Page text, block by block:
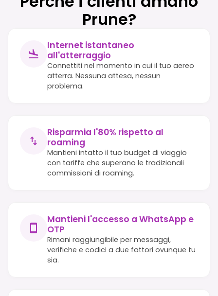
Prune?
Internet istantaneo
all'atterraggio
Connettiti nel momento in cui il tuo aereo
atterra. Nessuna attesa, nessun
problema.
Risparmia l'80% rispetto al
roaming
Mantieni intatto il tuo budget di viaggio
con tariffe che superano le tradizionali
commissioni di roaming.
Mantieni l'accesso a WhatsApp e
OTP
Rimani raggiungibile per messaggi,
verifiche e codici a due fattori ovunque tu
sia.